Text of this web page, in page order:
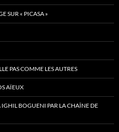
SUR « PICASA »
PAS COMME LES AUTRES
AÏEUX
BOGUENI PAR LA CHAÎNE DE